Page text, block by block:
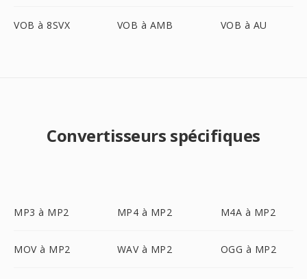
VOB à 8SVX VOB à AMB VOB à AU
Convertisseurs spécifiques
MP3 à MP2 MP4 à MP2 M4A à MP2
MOV à MP2 WAV à MP2 OGG à MP2